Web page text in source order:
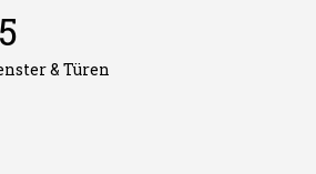
& Türen